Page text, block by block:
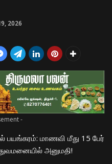
2026
-
பயங்கரம்: மாணவி மீது 15 பேர்
அனுமதி!